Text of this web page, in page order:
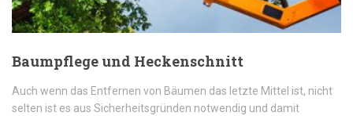
Baumpflege und Heckenschnitt
Auch wenn das Entfernen von Bäumen das letzte Mittel ist, nicht
selten ist es aus Sicherheitsgründen notwendig und damit